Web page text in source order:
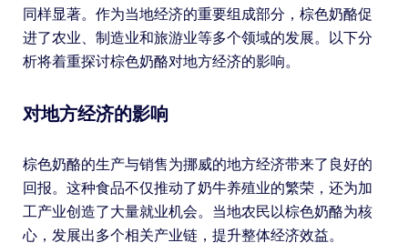
同样显著。作为当地经济的重要组成部分，棕色奶酪促
进了农业、制造业和旅游业等多个领域的发展。以下分
析将着重探讨棕色奶酪对地方经济的影响。
对地方经济的影响
棕色奶酪的生产与销售为挪威的地方经济带来了良好的
回报。这种食品不仅推动了奶牛养殖业的繁荣，还为加
工产业创造了大量就业机会。当地农民以棕色奶酪为核
心，发展出多个相关产业链，提升整体经济效益。